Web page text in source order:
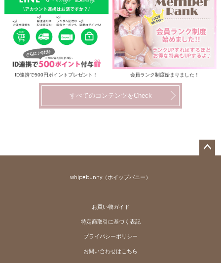
ID連携で500円ポイントプレゼント！ 会員ランク制度始まりました！
すべてのコンテンツをCheck
whip♥bunny（ホイップバニー）
お買い物ガイド
特定商取引に基づく表記
プライバシーポリシー
お問い合わせはこちら